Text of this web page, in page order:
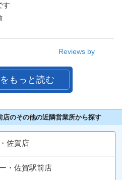
す
Reviews by
もっと読む
のその他の近隣営業所から探す
佐賀店
・佐賀駅前店